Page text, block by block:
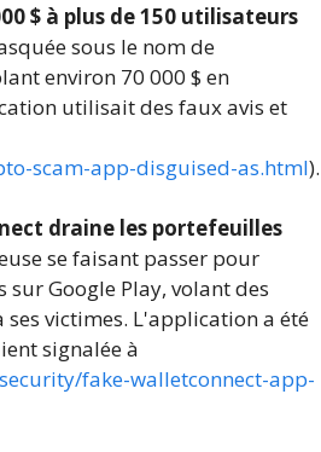
$ à plus de 150 utilisateurs
sous le nom de
environ 70 000 $ en
utilisait des faux avis et
scam-app-disguised-as.html).
draine les portefeuilles
se faisant passer pour
Google Play, volant des
victimes. L'application a été
signalée à
fake-walletconnect-app-